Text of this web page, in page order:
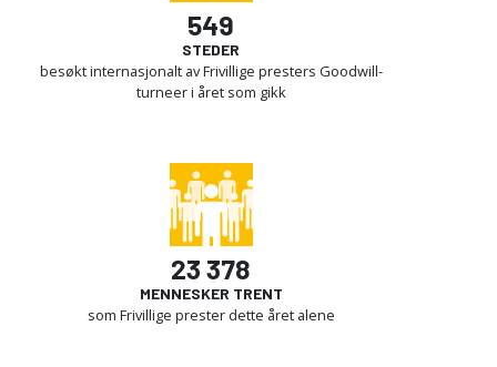
549
STEDER
besøkt internasjonalt av Frivillige presters Goodwill-
turneer i året som gikk
23 378
MENNESKER TRENT
som Frivillige prester dette året alene